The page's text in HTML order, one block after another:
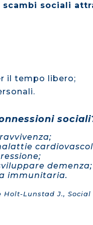
sociali
il tempo libero;
demenza;
immunitaria.
Holt-Lunstad J.,